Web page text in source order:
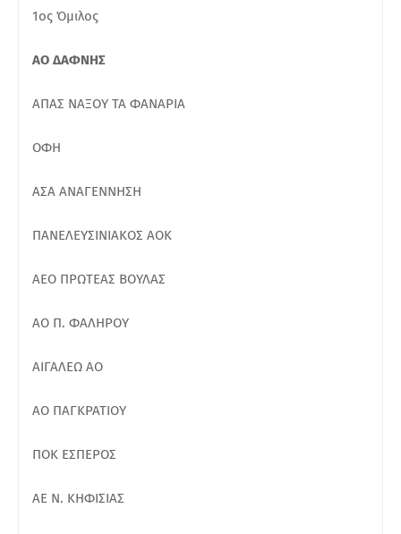
1ος Όμιλος
ΑΟ ΔΑΦΝΗΣ
ΑΠΑΣ ΝΑΞΟΥ ΤΑ ΦΑΝΑΡΙΑ
ΟΦΗ
ΑΣΑ ΑΝΑΓΕΝΝΗΣΗ
ΠΑΝΕΛΕΥΣΙΝΙΑΚΟΣ ΑΟΚ
ΑΕΟ ΠΡΩΤΕΑΣ ΒΟΥΛΑΣ
ΑΟ Π. ΦΑΛΗΡΟΥ
ΑΙΓΑΛΕΩ ΑΟ
ΑΟ ΠΑΓΚΡΑΤΙΟΥ
ΠΟΚ ΕΣΠΕΡΟΣ
ΑΕ Ν. ΚΗΦΙΣΙΑΣ